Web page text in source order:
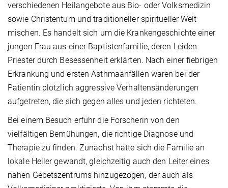
verschiedenen Heilangebote aus Bio- oder Volksmedizin
sowie Christentum und traditioneller spiritueller Welt
mischen. Es handelt sich um die Krankengeschichte einer
jungen Frau aus einer Baptistenfamilie, deren Leiden
Priester durch Besessenheit erklärten. Nach einer fiebrigen
Erkrankung und ersten Asthmaanfällen waren bei der
Patientin plötzlich aggressive Verhaltensänderungen
aufgetreten, die sich gegen alles und jeden richteten.
Bei einem Besuch erfuhr die Forscherin von den
vielfältigen Bemühungen, die richtige Diagnose und
Therapie zu finden. Zunächst hatte sich die Familie an
lokale Heiler gewandt, gleichzeitig auch den Leiter eines
nahen Gebetszentrums hinzugezogen, der auch als